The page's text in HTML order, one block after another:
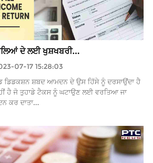
ਦੇ ਲਈ ਖੁਸ਼ਖਬਰੀ...
07-17 15:28:03
ਡਿਡਕਸ਼ਨ ਸ਼ਬਦ ਆਮਦਨ ਦੇ ਉਸ ਹਿੱਸੇ ਨੂੰ ਦਰਸਾਉਂਦਾ ਹੈ
ਹੈ ਜੋ ਤੁਹਾਡੇ ਟੈਕਸ ਨੂੰ ਘਟਾਉਣ ਲਈ ਵਰਤਿਆ ਜਾ
ਕਰ ਦਾਤਾ...